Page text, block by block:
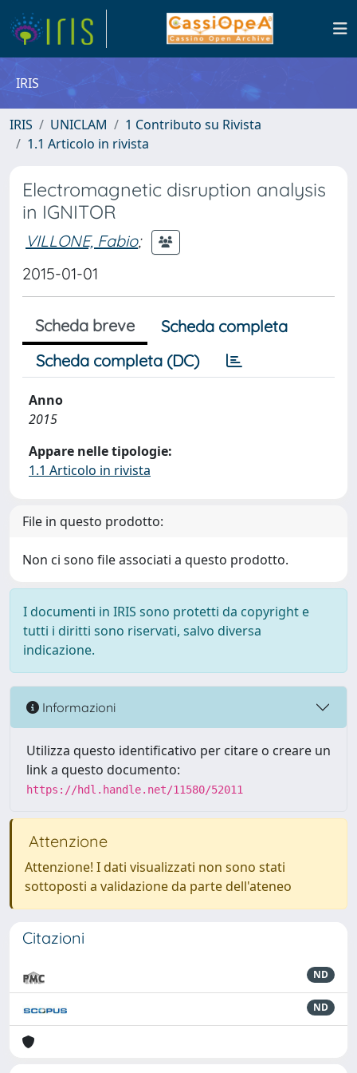
IRIS
IRIS UNICLAM
1 Contributo su Rivista
1.1 Articolo in rivista
Electromagnetic disruption analysis
in IGNITOR
VILLONE, Fabio;
2015-01-01
Scheda breve
Scheda completa
Scheda completa (DC)
Anno
2015
Appare nelle tipologie:
1.1 Articolo in rivista
File in questo prodotto:
Non ci sono file associati a questo prodotto.
I documenti in IRIS sono protetti da copyright e
tutti i diritti sono riservati, salvo diversa
indicazione.
Informazioni
Utilizza questo identificativo per citare o creare un
link a questo documento:
https://hdl.handle.net/11580/52011
Attenzione
Attenzione! I dati visualizzati non sono stati
sottoposti a validazione da parte dell'ateneo
Citazioni
ND
ND